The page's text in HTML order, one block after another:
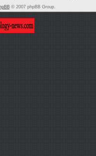
© 2007 phpBB Group.